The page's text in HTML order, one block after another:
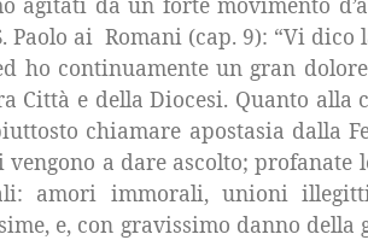
Paolo ai Romani (cap. 9): “Vi
ho continuamente un gran
Città e della Diocesi. Quanto
chiamare apostasia dalla
vengono a dare ascolto;
amori immorali, unioni
e, con gravissimo danno